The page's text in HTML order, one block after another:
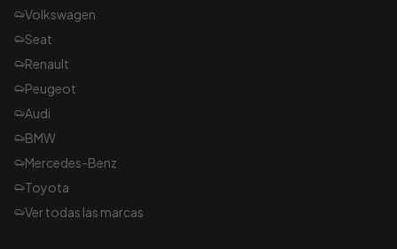
Volkswagen
Seat
Renault
Peugeot
Audi
BMW
Mercedes-Benz
Toyota
Ver todas las marcas